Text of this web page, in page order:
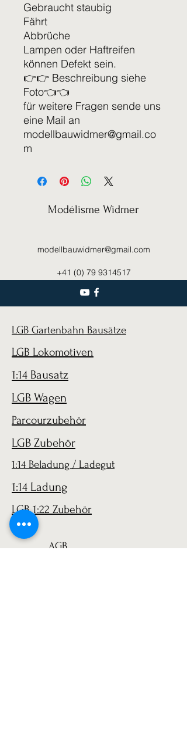
Gebraucht staubig
Fährt
Abbrüche
Lampen oder Haftreifen
können Defekt sein.
👉👉 Beschreibung siehe
Foto👈👈
für weitere Fragen sende uns
eine Mail an
modellbauwidmer@gmail.co
m
Modélisme Widmer
modellbauwidmer@gmail.com
+41 (0) 79 9314517
LGB Gartenbahn Bausätze
LGB Lokomotiven
1:14 Bausatz
LGB Wagen
Parcourzubehör
LGB Zubehör
1:14 Beladung / Ladegut
1:14 Ladung
LGB 1:22 Zubehör
AGB